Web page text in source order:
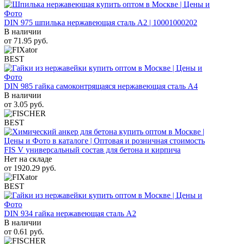
DIN 975 шпилька нержавеющая сталь A2 | 10001000202
В наличии
от 71.95 руб.
BEST
DIN 985 гайка самоконтрящаяся нержавеющая сталь A4
В наличии
от 3.05 руб.
BEST
FIS V универсальный состав для бетона и кирпича
Нет на складе
от 1920.29 руб.
BEST
DIN 934 гайка нержавеющая сталь A2
В наличии
от 0.61 руб.